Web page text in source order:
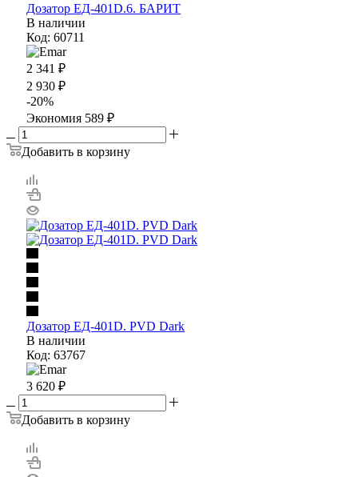
Дозатор ЕД-401D.6. БАРИТ
В наличии
Код: 60711
2 341 ₽
2 930 ₽
-20%
Экономия 589 ₽
Добавить в корзину
Дозатор ЕД-401D. PVD Dark
В наличии
Код: 63767
3 620 ₽
Добавить в корзину